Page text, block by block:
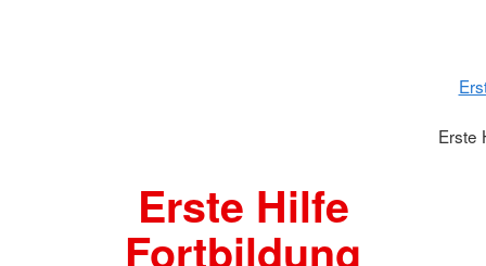
Erste
Erste Hilfe
Fortbildung